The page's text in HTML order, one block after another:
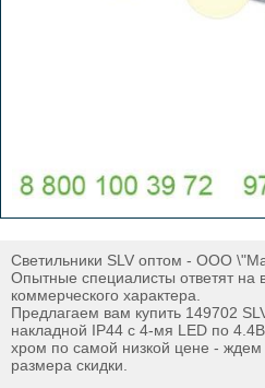
Светильники SLV оптом - ООО
Опытные специалисты ответят на
коммерческого характера.
Предлагаем вам купить 149702
накладной IP44 с 4-мя LED по
хром по самой низкой цене - ждем
размера скидки.